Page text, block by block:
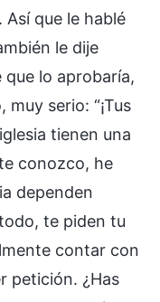
Así que le hablé
le dije
que lo aprobaría,
serio: “¡Tus
tienen una
conozco, he
dependen
te piden tu
contar con
petición. ¿Has